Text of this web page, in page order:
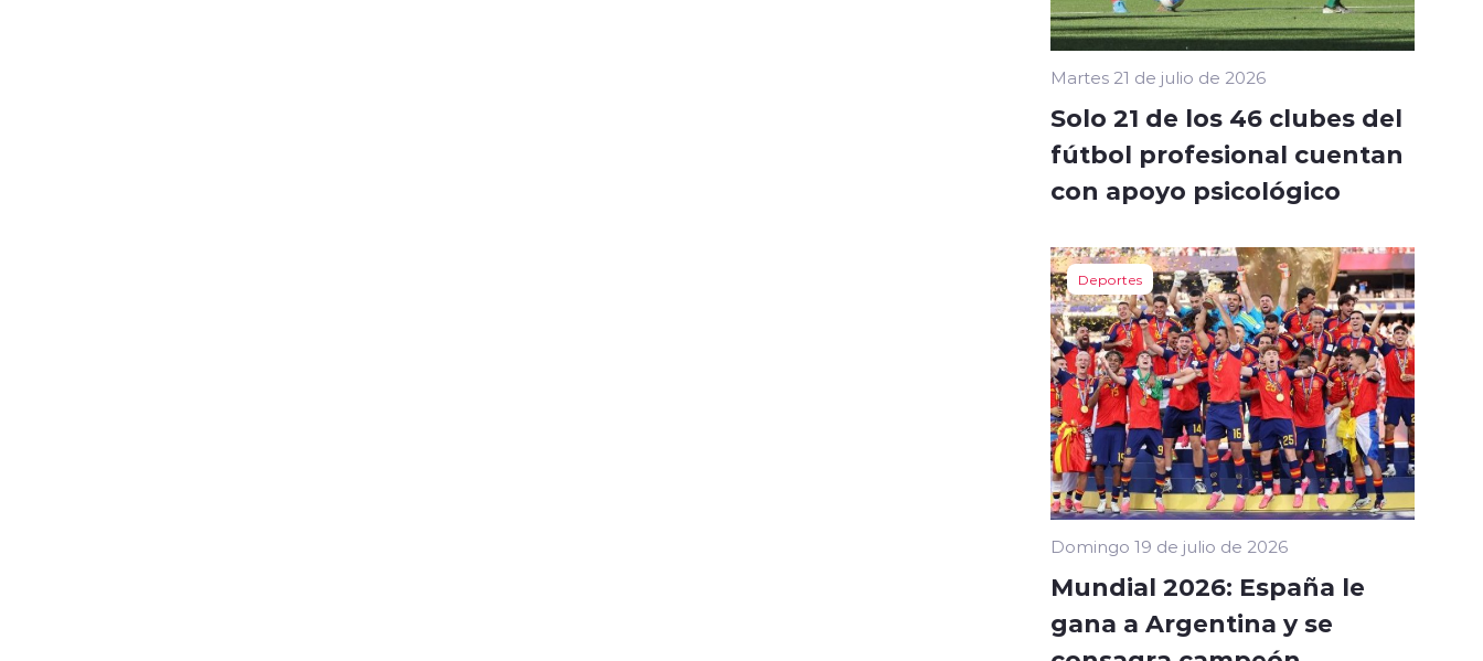
Martes 21 de julio de 2026
Solo 21 de los 46 clubes del
fútbol profesional cuentan
con apoyo psicológico
Deportes
Domingo 19 de julio de 2026
Mundial 2026: España le
gana a Argentina y se